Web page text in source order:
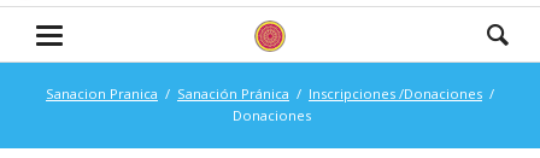
Sanacion Pranica Sanación Pránica
Inscripciones /Donaciones
Donaciones